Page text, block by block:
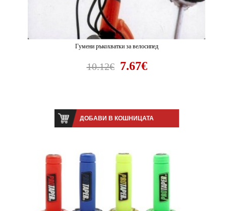
Гумени ръкохватки за велосипед
10.12€ 7.67€
ДОБАВИ В КОШНИЦАТА